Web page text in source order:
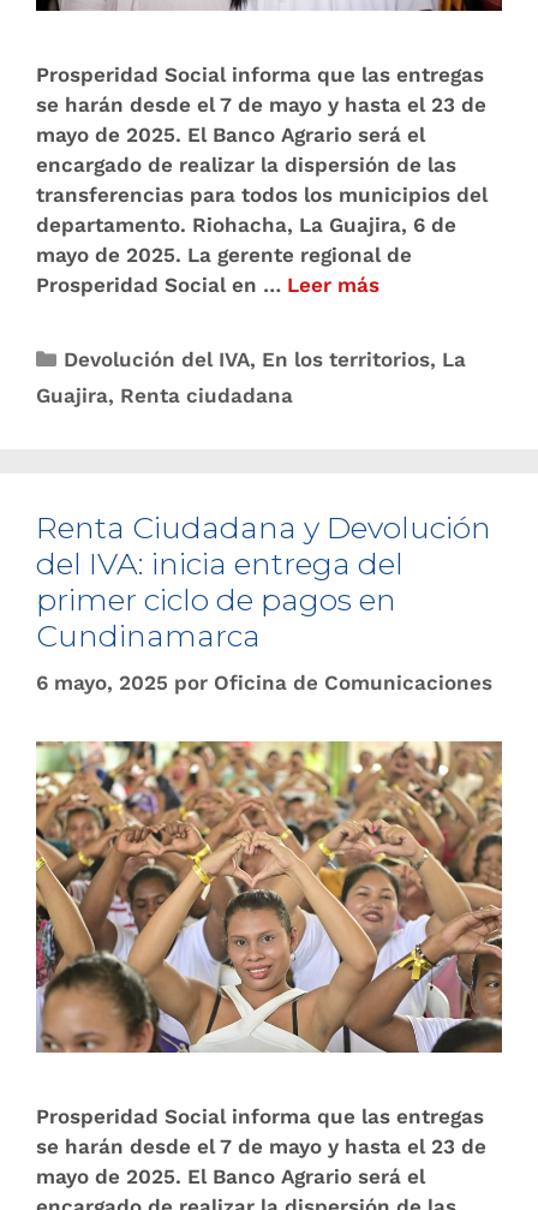
Prosperidad Social informa que las entregas
se harán desde el 7 de mayo y hasta el 23 de
mayo de 2025. El Banco Agrario será el
encargado de realizar la dispersión de las
transferencias para todos los municipios del
departamento. Riohacha, La Guajira, 6 de
mayo de 2025. La gerente regional de
Prosperidad Social en … Leer más
Devolución del IVA, En los territorios, La
Guajira, Renta ciudadana
Renta Ciudadana y Devolución
del IVA: inicia entrega del
primer ciclo de pagos en
Cundinamarca
6 mayo, 2025 por Oficina de Comunicaciones
Prosperidad Social informa que las entregas
se harán desde el 7 de mayo y hasta el 23 de
mayo de 2025. El Banco Agrario será el